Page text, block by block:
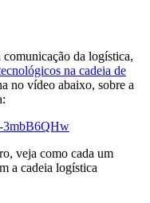
comunicação da logística,
na cadeia de
no vídeo abaixo, sobre a
3mbB6QHw
veja como cada um
a cadeia logística